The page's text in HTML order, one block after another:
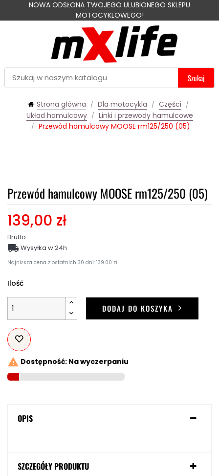
NOWA ODSŁONA TWOJEGO ULUBIONEGO SKLEPU
MOTOCYKLOWEGO!
Szukaj
Strona główna Dla motocykla
Części
Układ hamulcowy
Linki i przewody hamulcowe
Przewód hamulcowy MOOSE rm125/250 (05)
Przewód hamulcowy MOOSE rm125/250 (05)
139,00 zł
Brutto
Najniższa cena z ostatnich 30 dni: 139.00 zł
 Wysyłka w 24h
Ilość
DODAJ DO KOSZYKA
 Dostępność: Na wyczerpaniu
OPIS
SZCZEGÓŁY PRODUKTU